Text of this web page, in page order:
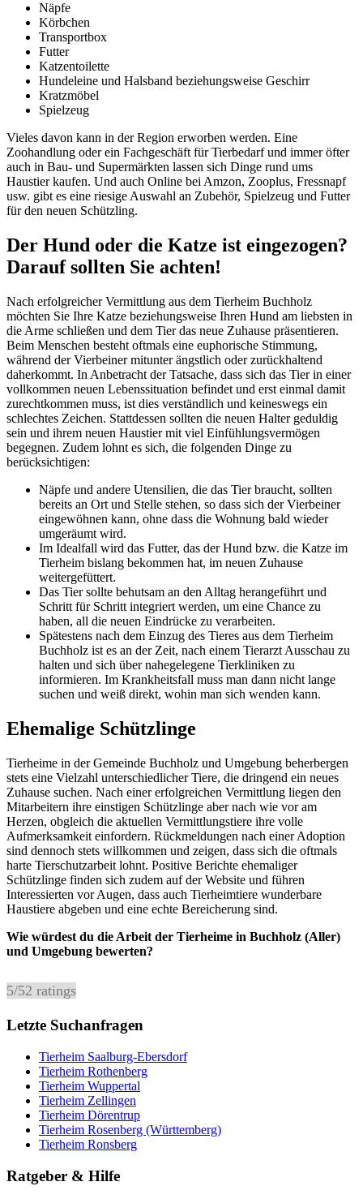
Näpfe
Körbchen
Transportbox
Futter
Katzentoilette
Hundeleine und Halsband beziehungsweise Geschirr
Kratzmöbel
Spielzeug
Vieles davon kann in der Region erworben werden. Eine
Zoohandlung oder ein Fachgeschäft für Tierbedarf und immer öfter
auch in Bau- und Supermärkten lassen sich Dinge rund ums
Haustier kaufen. Und auch Online bei Amzon, Zooplus, Fressnapf
usw. gibt es eine riesige Auswahl an Zubehör, Spielzeug und Futter
für den neuen Schützling.
Der Hund oder die Katze ist eingezogen?
Darauf sollten Sie achten!
Nach erfolgreicher Vermittlung aus dem Tierheim Buchholz
möchten Sie Ihre Katze beziehungsweise Ihren Hund am liebsten in
die Arme schließen und dem Tier das neue Zuhause präsentieren.
Beim Menschen besteht oftmals eine euphorische Stimmung,
während der Vierbeiner mitunter ängstlich oder zurückhaltend
daherkommt. In Anbetracht der Tatsache, dass sich das Tier in einer
vollkommen neuen Lebenssituation befindet und erst einmal damit
zurechtkommen muss, ist dies verständlich und keineswegs ein
schlechtes Zeichen. Stattdessen sollten die neuen Halter geduldig
sein und ihrem neuen Haustier mit viel Einfühlungsvermögen
begegnen. Zudem lohnt es sich, die folgenden Dinge zu
berücksichtigen:
Näpfe und andere Utensilien, die das Tier braucht, sollten
bereits an Ort und Stelle stehen, so dass sich der Vierbeiner
eingewöhnen kann, ohne dass die Wohnung bald wieder
umgeräumt wird.
Im Idealfall wird das Futter, das der Hund bzw. die Katze im
Tierheim bislang bekommen hat, im neuen Zuhause
weitergefüttert.
Das Tier sollte behutsam an den Alltag herangeführt und
Schritt für Schritt integriert werden, um eine Chance zu
haben, all die neuen Eindrücke zu verarbeiten.
Spätestens nach dem Einzug des Tieres aus dem Tierheim
Buchholz ist es an der Zeit, nach einem Tierarzt Ausschau zu
halten und sich über nahegelegene Tierkliniken zu
informieren. Im Krankheitsfall muss man dann nicht lange
suchen und weiß direkt, wohin man sich wenden kann.
Ehemalige Schützlinge
Tierheime in der Gemeinde Buchholz und Umgebung beherbergen
stets eine Vielzahl unterschiedlicher Tiere, die dringend ein neues
Zuhause suchen. Nach einer erfolgreichen Vermittlung liegen den
Mitarbeitern ihre einstigen Schützlinge aber nach wie vor am
Herzen, obgleich die aktuellen Vermittlungstiere ihre volle
Aufmerksamkeit einfordern. Rückmeldungen nach einer Adoption
sind dennoch stets willkommen und zeigen, dass sich die oftmals
harte Tierschutzarbeit lohnt. Positive Berichte ehemaliger
Schützlinge finden sich zudem auf der Website und führen
Interessierten vor Augen, dass auch Tierheimtiere wunderbare
Haustiere abgeben und eine echte Bereicherung sind.
Wie würdest du die Arbeit der Tierheime in Buchholz (Aller)
und Umgebung bewerten?
5/52 ratings
Letzte Suchanfragen
Tierheim Saalburg-Ebersdorf
Tierheim Rothenberg
Tierheim Wuppertal
Tierheim Zellingen
Tierheim Dörentrup
Tierheim Rosenberg (Württemberg)
Tierheim Ronsberg
Ratgeber & Hilfe